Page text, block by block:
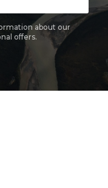
about our
offers.